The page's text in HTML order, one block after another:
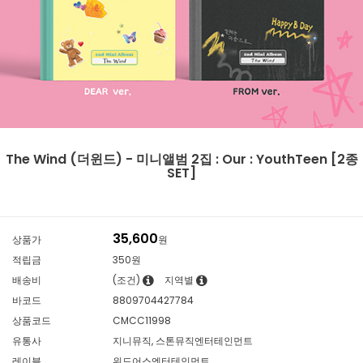
The Wind (더윈드) - 미니앨범 2집 : Our : YouthTeen [2종
SET]
상품가 35,600원
적립금
350원
배송비
(조건)
지역별
바코드
8809704427784
상품코드
CMCC11998
유통사
지니뮤직, 스톤뮤직엔터테인먼트